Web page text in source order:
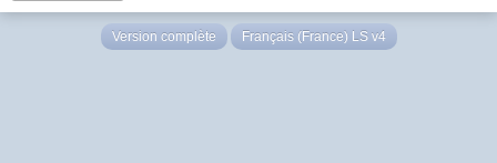
Version complète Français (France) LS v4